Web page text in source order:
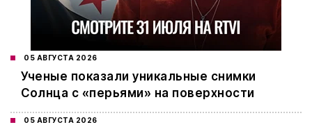
05 АВГУСТА 2026
Ученые показали уникальные снимки
Солнца с «перьями» на поверхности
05 АВГУСТА 2026